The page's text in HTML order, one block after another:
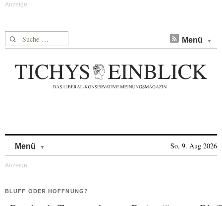
Suche nach: Menü
Menü So, 9. Aug 2026
BLUFF ODER HOFFNUNG?